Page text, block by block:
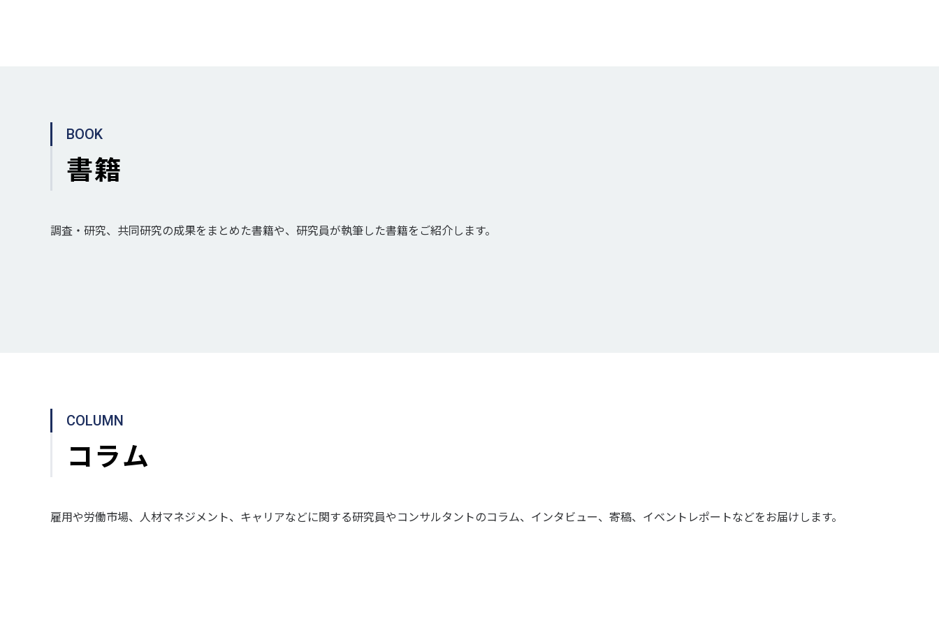
BOOK
書籍
調査・研究、共同研究の成果をまとめた書籍や、研究員が執筆した書籍をご紹介します。
COLUMN
コラム
雇用や労働市場、人材マネジメント、キャリアなどに関する研究員やコンサルタントのコラム、インタビュー、寄稿、イベントレポートなどをお届けします。